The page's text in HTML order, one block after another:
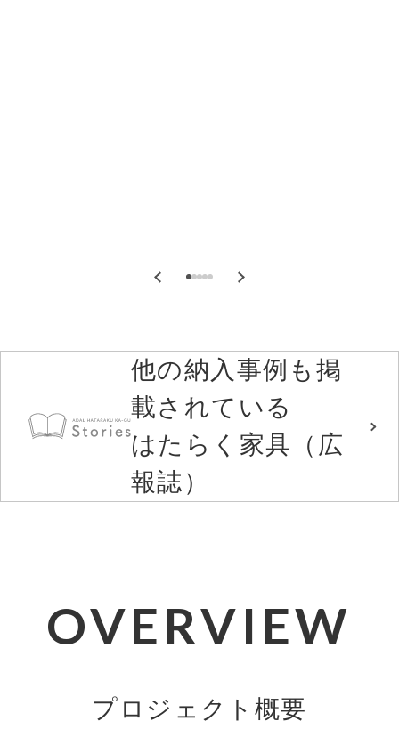
他の納入事例も掲
載されている
はたらく家具（広
報誌）
OVERVIEW
プロジェクト概要